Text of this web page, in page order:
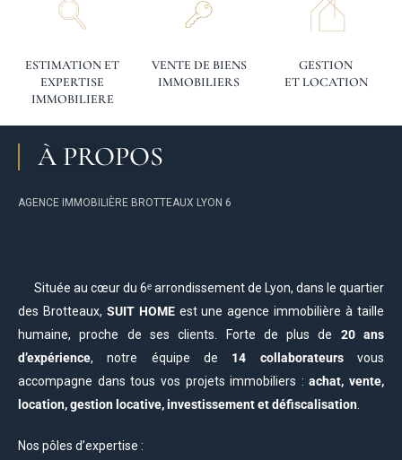
ESTIMATION ET
EXPERTISE
IMMOBILIERE
VENTE DE BIENS
IMMOBILIERS
GESTION
ET LOCATION
À PROPOS
AGENCE IMMOBILIÈRE BROTTEAUX LYON 6
Située au cœur du 6ᵉ arrondissement de Lyon, dans le quartier
des Brotteaux, SUIT HOMEest une agence immobilière à taille
humaine, proche de ses clients. Forte de plus de 20 ans
d’expérience, notre équipe de 14 collaborateursvous
accompagne dans tous vos projets immobiliers :achat, vente,
location, gestion locative, investissement et défiscalisation
Nos pôles d’expertise :